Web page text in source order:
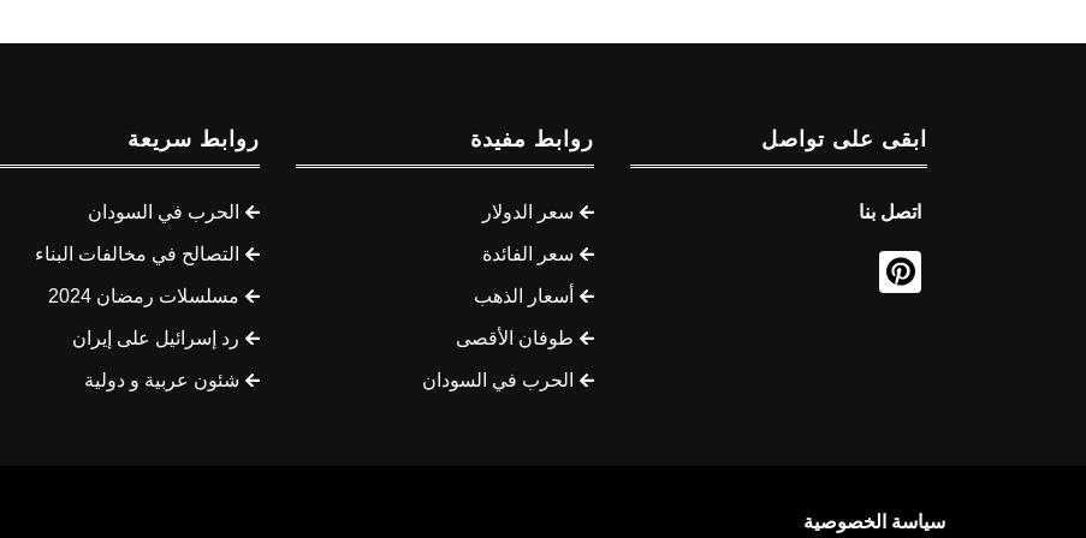
ابقى على تواصل
اتصل بنا
روابط مفيدة
سعر الدولار
سعر الفائدة
أسعار الذهب
طوفان الأقصى
الحرب في السودان
روابط سريعة
الحرب في السودان
التصالح في مخالفات البناء
مسلسلات رمضان 2024
رد إسرائيل على إيران
شئون عربية و دولية
سياسة الخصوصية